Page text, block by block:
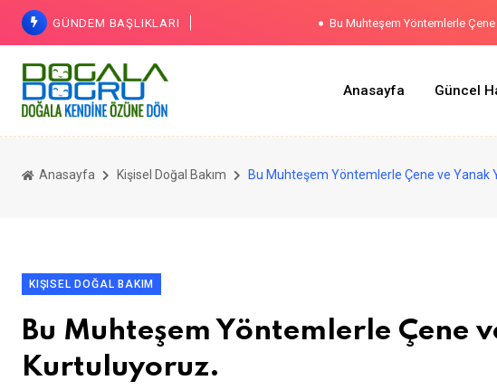
GÜNDEM BAŞLIKLARI Bu Muhteşem Yöntemlerle
Yöresel
Kenger
Anasayfa Güncel
Anasayfa Kişisel Doğal Bakım Bu Muhteşem Yöntemlerle Çene ve Yanak
KIŞISEL DOĞAL BAKIM
Bu Muhteşem Yöntemlerle Çene
Kurtuluyoruz.